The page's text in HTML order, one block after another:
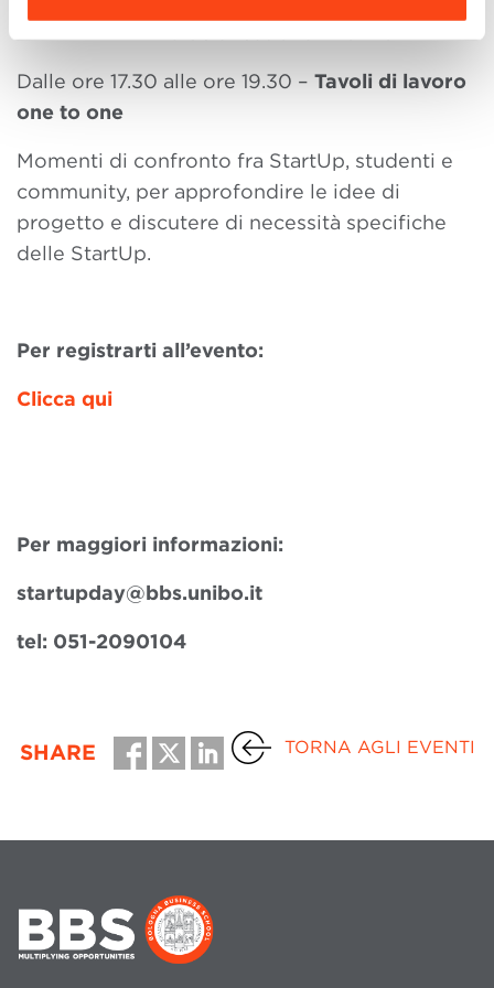
Dalle ore 17.30 alle ore 19.30 – Tavoli di lavoro
one to one
Momenti di confronto fra StartUp, studenti e
community, per approfondire le idee di
progetto e discutere di necessità specifiche
delle StartUp.
Per registrarti all’evento:
Clicca qui
Per maggiori informazioni:
startupday@bbs.unibo.it
tel: 051-2090104
SHARE TORNA AGLI EVENTI